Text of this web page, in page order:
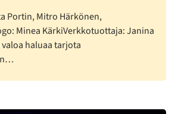
Portin, Mitro Härkönen,
Minea KärkiVerkkotuottaja: Janina
haluaa tarjota